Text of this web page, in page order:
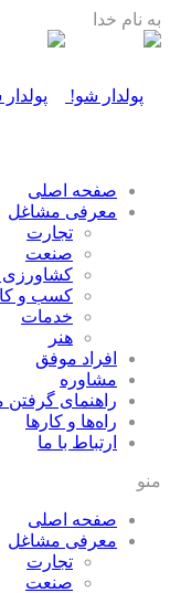
به نام خدا
صفحه اصلی
معرفی مشاغل
تجارت
صنعت
كشاورزی
كسب و كار
خدمات
هنر
افراد موفق
مشاوره
راهنمای گرفتن
راه‌ها و كارها
ارتباط با ما
منو
صفحه اصلی
معرفی مشاغل
تجارت
صنعت